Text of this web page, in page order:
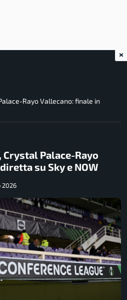
Rayo Vallecano: finale in
Crystal Palace-Rayo
su Sky e NOW
2026
×